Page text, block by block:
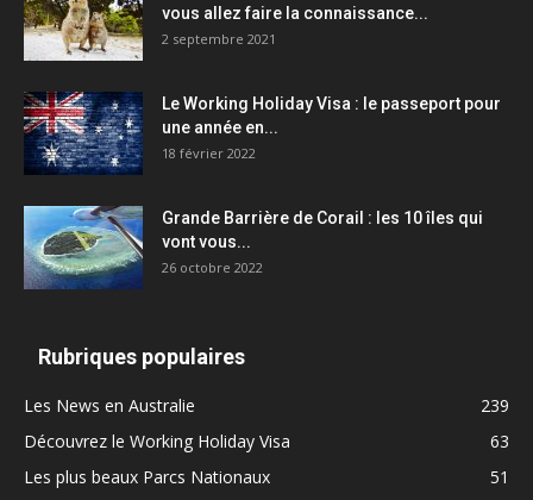
vous allez faire la connaissance...
2 septembre 2021
Le Working Holiday Visa : le passeport pour
une année en...
18 février 2022
Grande Barrière de Corail : les 10 îles qui
vont vous...
26 octobre 2022
Rubriques populaires
Les News en Australie
239
Découvrez le Working Holiday Visa
63
Les plus beaux Parcs Nationaux
51